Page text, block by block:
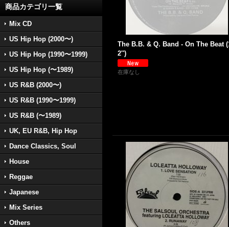
商品カテゴリ一覧
Mix CD
US Hip Hop (2000〜)
US Hip Hop (1990〜1999)
US Hip Hop (〜1989)
US R&B (2000〜)
US R&B (1990〜1999)
US R&B (〜1989)
UK, EU R&B, Hip Hop
Dance Classics, Soul
House
Reggae
Japanese
Mix Series
Others
The B.B. & Q. Band - On The Beat
2'')
在庫なし